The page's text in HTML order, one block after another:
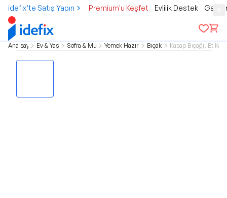
idefix’te Satış Yapın Premium'u Keşfet Evlilik Destek
Ana sayfa Ev & YaşamSofra & MutfakYemek HazırlamaBıçaklar Kasap Bıçağı, Et